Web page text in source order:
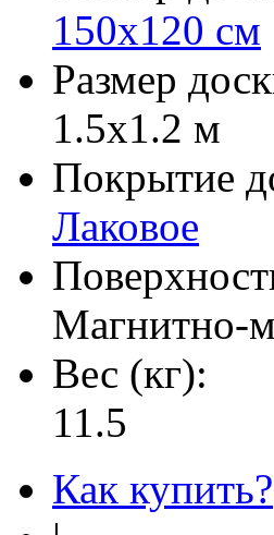
150х120 см
Размер
1.5х1.2 м
Покрытие
Лаковое
Магнитно-
Вес (кг):
11.5
Как купить?